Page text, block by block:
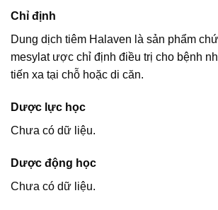
Chỉ định
Dung dịch tiêm Halaven là sản phẩm
mesylat ược chỉ định điều trị cho bệnh
tiến xa tại chỗ hoặc di căn.
Dược lực học
Chưa có dữ liệu.
Dược động học
Chưa có dữ liệu.